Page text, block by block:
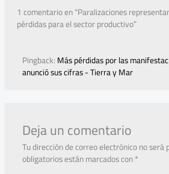
1 comentario en “Paralizaciones
pérdidas para el sector productivo”
Pingback:Más pérdidas por las
anunció sus cifras - Tierra y Mar
Deja un comentario
Tu dirección de correo electrónico no será
obligatorios están marcados con*